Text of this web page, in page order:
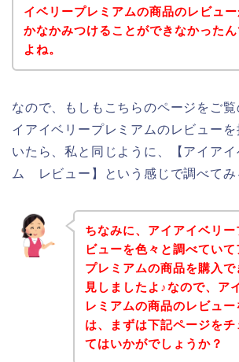
イベリープレミアムの商品のレビュ
かなかみつけることができなかった
よね。
なので、もしもこちらのページをご
イアイベリープレミアムのレビュー
いたら、私と同じように、【アイア
ム レビュー】という感じで調べてみ
ちなみに、アイアイベリ
ビューを色々と調べてい
プレミアムの商品を購入
見しましたよ♪なので、ア
レミアムの商品のレビュ
は、まずは下記ページを
てはいかがでしょうか？